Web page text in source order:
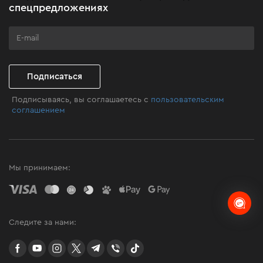
Клуб мастерства
спецпредложениях
Подписаться
Подписываясь, вы соглашаетесь с пользовательским
соглашением
Мы принимаем:
Следите за нами:
facebookyoutubeinstagramtwittertelegram
Viber TikTok